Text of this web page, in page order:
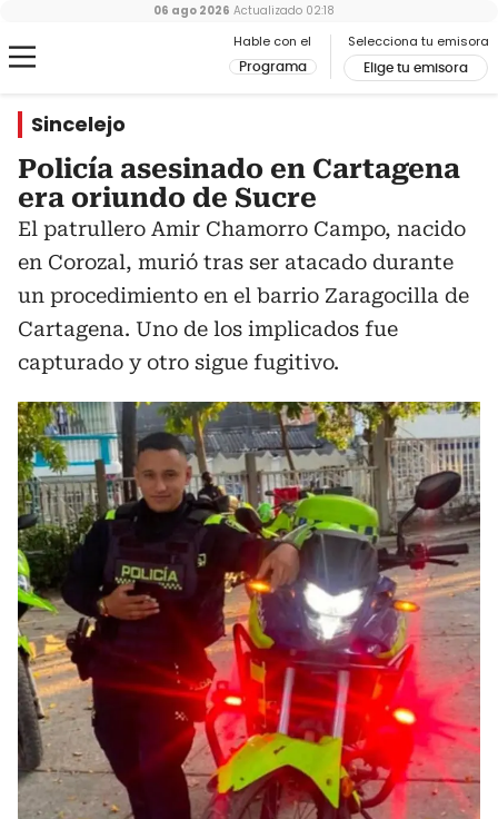
Hable con el
Programa
Selecciona tu emisora
Elige tu emisora
06 ago 2026 Actualizado 02:18
Sincelejo
Policía asesinado en Cartagena
era oriundo de Sucre
El patrullero Amir Chamorro Campo, nacido
en Corozal, murió tras ser atacado durante
un procedimiento en el barrio Zaragocilla de
Cartagena. Uno de los implicados fue
capturado y otro sigue fugitivo.